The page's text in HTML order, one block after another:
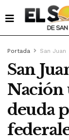
Portada San Juan
San
deuda